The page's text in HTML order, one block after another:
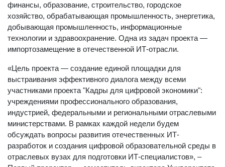
финансы, образование, строительство, городское
хозяйство, обрабатывающая промышленность, энергетика,
добывающая промышленность, информационные
технологии и здравоохранение. Одна из задач проекта —
импортозамещение в отечественной ИТ-отрасли.
«Цель проекта — создание единой площадки для
выстраивания эффективного диалога между всеми
участниками проекта "Кадры для цифровой экономики":
учреждениями профессионального образования,
индустрией, федеральными и региональными отраслевыми
министерствами. В рамках каждой недели будем
обсуждать вопросы развития отечественных ИТ-
разработок и создания цифровой образовательной среды в
отраслевых вузах для подготовки ИТ-специалистов», –